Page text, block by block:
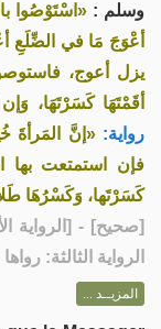
وسلم :«اسْتَوْصُوا
أعْوَجَ مَا في الضِّلَعِ
يزل أعوج،
أقَمْتَهَا كَسَرْتَهَا،
رواية: «إنَّ
فإن استمتعت بها
كَسَرْتَها، وَكَسْرُهَا
[صحيح] - [الرواية
الرواية الثالثة:
المزيــد ...